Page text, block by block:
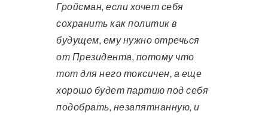
Гройсман, если хочет себя
сохранить как политик в
будущем, ему нужно отречься
от Президента, потому что
тот для него токсичен, а еще
хорошо будет партию под себя
подобрать, незапятнанную, и